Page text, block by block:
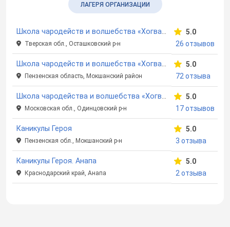
ЛАГЕРЯ ОРГАНИЗАЦИИ
Школа чародейств и волшебства «Хогвартс». Селигер
Тверская обл., Осташковский р-н
5.0
26 отзывов
Школа чародейств и волшебства «Хогвартс»
Пензенская область, Мокшанский район
5.0
72 отзыва
Школа чародейства и волшебства «Хогвартс». Подмосковье
Московская обл., Одинцовский р-н
5.0
17 отзывов
Каникулы Героя
Пензенская обл., Мокшанский р-н
5.0
3 отзыва
Каникулы Героя. Анапа
Краснодарский край, Анапа
5.0
2 отзыва